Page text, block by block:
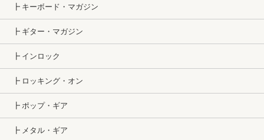
┣ キーボード・マガジン
┣ ギター・マガジン
┣ インロック
┣ ロッキング・オン
┣ ポップ・ギア
┣ メタル・ギア